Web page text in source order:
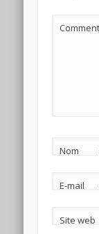
Nom
E-mail
Site web